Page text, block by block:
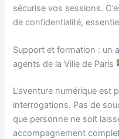
sécurise vos sessions.
de confidentialité,
Support et formation : un
agents de la Ville de Paris
L’aventure numérique est
interrogations. Pas de
que personne ne soit
accompagnement